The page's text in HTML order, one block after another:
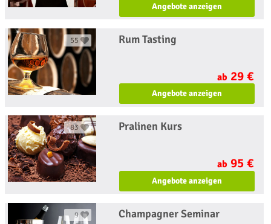
Angebote anzeigen
55 Rum Tasting
ab 29 €
Angebote anzeigen
83 Pralinen Kurs
ab 95 €
Angebote anzeigen
9 Champagner Seminar